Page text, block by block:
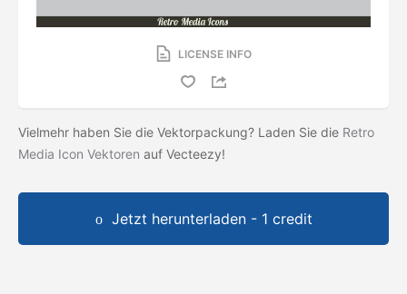
LICENSE INFO
Vielmehr haben Sie die Vektorpackung? Laden Sie die Retro
Media Icon Vektoren auf Vecteezy!
Jetzt herunterladen - 1 credit